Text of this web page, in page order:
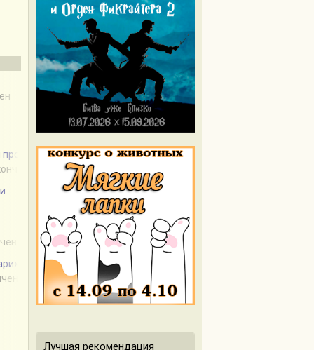
проклятие?
Лучшая рекомендация